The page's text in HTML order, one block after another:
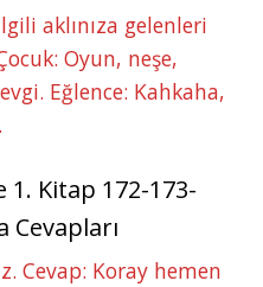
aklınıza gelenleri
Oyun, neşe,
Eğlence: Kahkaha,
1. Kitap 172-173-
Cevapları
Cevap: Koray hemen